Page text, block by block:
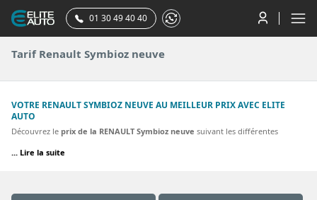
01 30 49 40 40
Tarif Renault Symbioz neuve
VOTRE RENAULT SYMBIOZ NEUVE AU MEILLEUR PRIX AVEC ELITE
AUTO
Découvrez le prix de la RENAULT Symbioz neuve suivant les différentes
sont proposées. Découvrez nos meilleurs tarifs pour une SYMBIOZ E-Tech full
... Lire la suite